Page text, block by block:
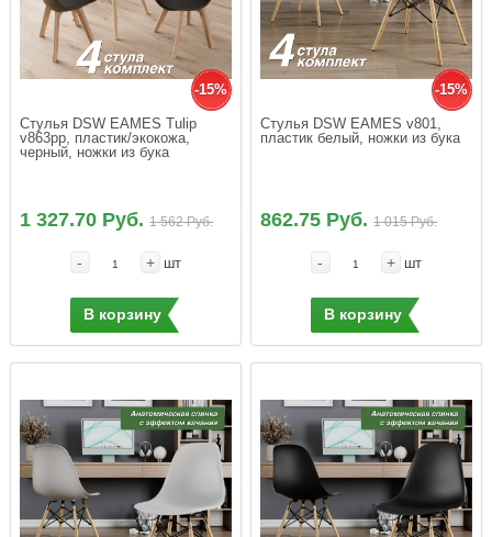
-15%
Стулья DSW EAMES Tulip
v863pp, пластик/экокожа,
черный, ножки из бука
1 327.70 Руб.1 562 Руб.
- + шт
В корзину
-15%
Стулья DSW EAMES v801,
пластик белый, ножки из бука
862.75 Руб.1 015 Руб.
- + шт
В корзину